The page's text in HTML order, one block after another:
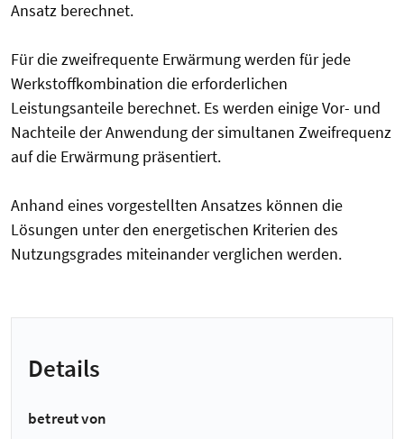
Ansatz berechnet.
Für die zweifrequente Erwärmung werden für jede
Werkstoffkombination die erforderlichen
Leistungsanteile berechnet. Es werden einige Vor- und
Nachteile der Anwendung der simultanen Zweifrequenz
auf die Erwärmung präsentiert.
Anhand eines vorgestellten Ansatzes können die
Lösungen unter den energetischen Kriterien des
Nutzungsgrades miteinander verglichen werden.
Details
betreut von